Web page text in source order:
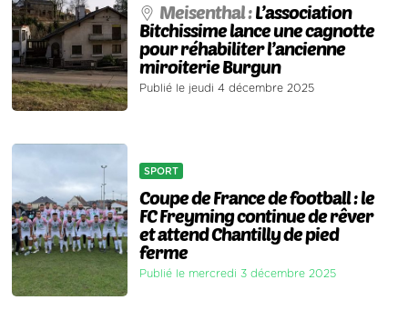
Meisenthal :L’association
Bitchissime lance une cagnotte
pour réhabiliter l’ancienne
miroiterie Burgun
Publié le jeudi 4 décembre 2025
SPORT
Coupe de France de football : le
FC Freyming continue de rêver
et attend Chantilly de pied
ferme
Publié le mercredi 3 décembre 2025